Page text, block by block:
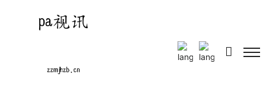
Select Language